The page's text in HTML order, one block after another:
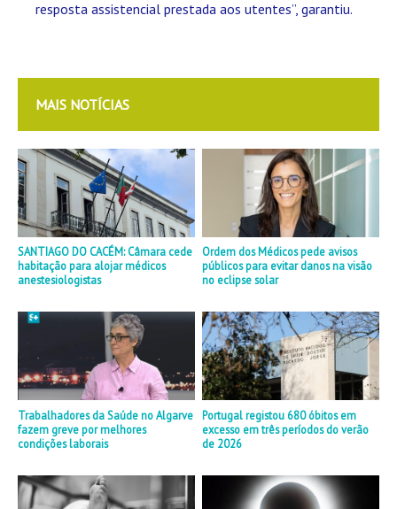
resposta assistencial prestada aos utentes”, garantiu.
MAIS NOTÍCIAS
SANTIAGO DO CACÉM: Câmara cede
habitação para alojar médicos
anestesiologistas
Ordem dos Médicos pede avisos
públicos para evitar danos na visão
no eclipse solar
Trabalhadores da Saúde no Algarve
fazem greve por melhores
condições laborais
Portugal registou 680 óbitos em
excesso em três períodos do verão
de 2026